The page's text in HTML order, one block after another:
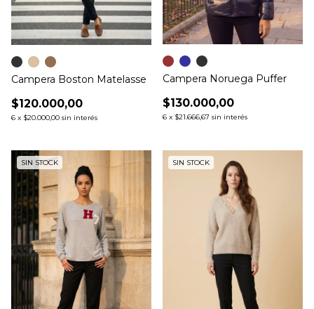
Campera Boston Matelasse
$120.000,00
6 x $20.000,00 sin interés
Campera Noruega Puffer
$130.000,00
6 x $21.666,67 sin interés
SIN STOCK SIN STOCK